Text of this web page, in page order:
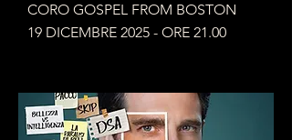
CORO GOSPEL FROM BOSTON
19 DICEMBRE 2025 - ORE 21.00